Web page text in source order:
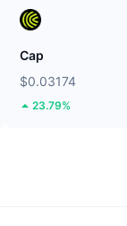
Cap
$0.03174
23.79%